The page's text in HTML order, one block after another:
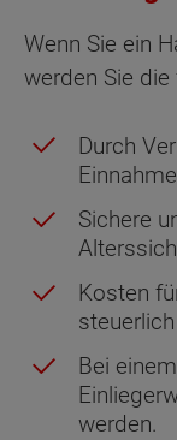
Wenn Sie ein
werden Sie
Durch
Sichere
Kosten
Bei
werden.